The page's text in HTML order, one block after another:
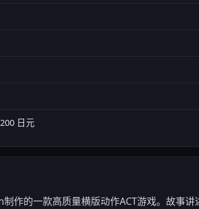
日元
作的一款高质量横版动作ACT游戏。故事讲